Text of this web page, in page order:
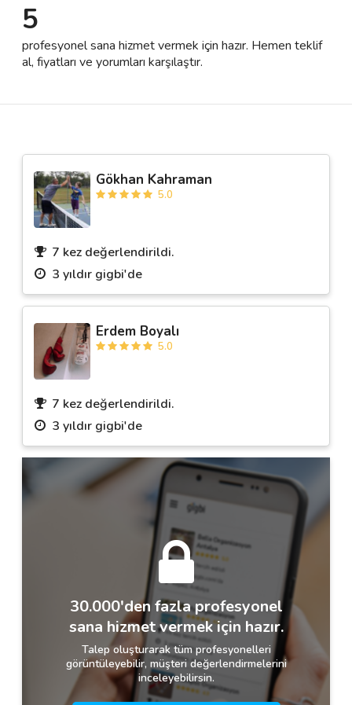
Destek
İletişim
5
profesyonel sana hizmet vermek için hazır. Hemen teklif
al, fiyatları ve yorumları karşılaştır.
Gökhan Kahraman
5.0
7 kez değerlendirildi.
3 yıldır gigbi'de
Erdem Boyalı
5.0
7 kez değerlendirildi.
3 yıldır gigbi'de
30.000'den fazla profesyonel
sana hizmet vermek için hazır.
Talep oluşturarak tüm profesyonelleri
görüntüleyebilir, müşteri değerlendirmelerini
inceleyebilirsin.